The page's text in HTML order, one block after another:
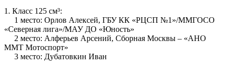
1. Класс 125 см³:
1 место: Орлов Алексей, ГБУ КК «РЦСП №1»/ММГОСО
«Северная лига»/МАУ ДО «Юность»
2 место: Алферьев Арсений, Сборная Москвы – «АНО
ММТ Мотоспорт»
3 место: Дубатовкин Иван